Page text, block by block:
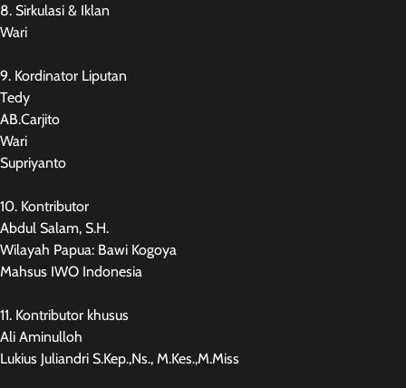
8. Sirkulasi & Iklan
Wari
9. Kordinator Liputan
Tedy
AB.Carjito
Wari
Supriyanto
10. Kontributor
Abdul Salam, S.H.
Wilayah Papua: Bawi Kogoya
Mahsus IWO Indonesia
11. Kontributor khusus
Ali Aminulloh
Lukius Juliandri S.Kep.,Ns., M.Kes.,M.Miss